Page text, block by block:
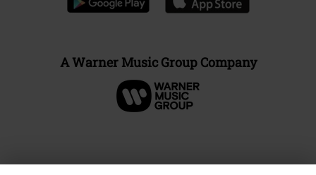
A Warner Music Group Company